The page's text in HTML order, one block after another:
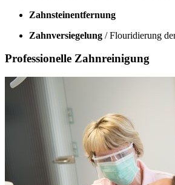
Zahnsteinentfernung
Zahnversiegelung / Flouridierung
Professionelle Zahnreinigung